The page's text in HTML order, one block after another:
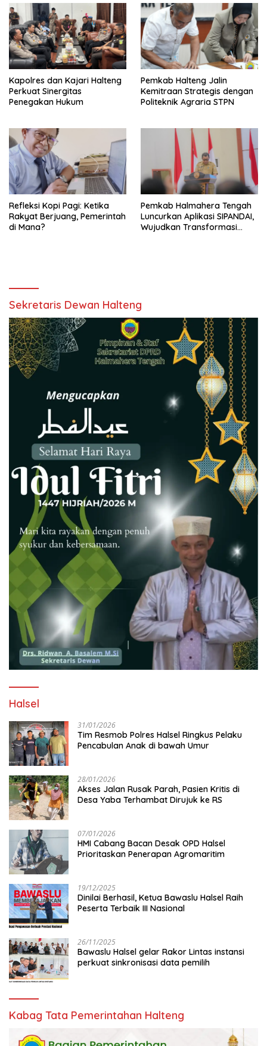
Kapolres dan Kajari Halteng
Perkuat Sinergitas
Penegakan Hukum
Pemkab Halteng Jalin
Kemitraan Strategis dengan
Politeknik Agraria STPN
Refleksi Kopi Pagi: Ketika
Rakyat Berjuang, Pemerintah
di Mana?
Pemkab Halmahera Tengah
Luncurkan Aplikasi SIPANDAI,
Wujudkan Transformasi
Sekretaris Dewan Halteng
Halsel
31/01/2026
Tim Resmob Polres Halsel Ringkus Pelaku
Pencabulan Anak di bawah Umur
28/01/2026
Akses Jalan Rusak Parah, Pasien Kritis di
Desa Yaba Terhambat Dirujuk ke RS
07/01/2026
HMI Cabang Bacan Desak OPD Halsel
Prioritaskan Penerapan Agromaritim
19/12/2025
Dinilai Berhasil, Ketua Bawaslu Halsel Raih
Peserta Terbaik III Nasional
26/11/2025
Bawaslu Halsel gelar Rakor Lintas instansi
perkuat sinkronisasi data pemilih
Kabag Tata Pemerintahan Halteng